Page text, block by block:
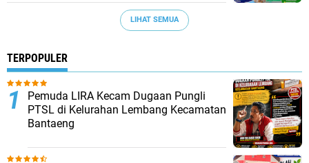
LIHAT SEMUA
TERPOPULER
Pemuda LIRA Kecam Dugaan Pungli
PTSL di Kelurahan Lembang Kecamatan
Bantaeng